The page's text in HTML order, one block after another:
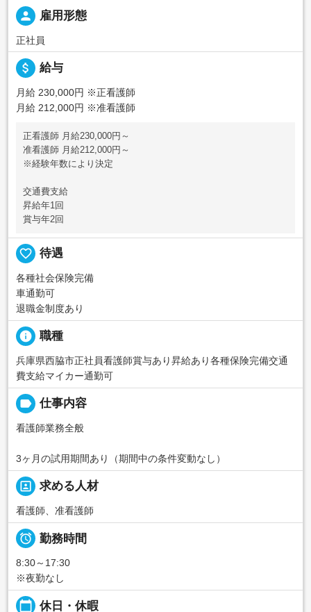
person 雇用形態
正社員
attach_money 給与
月給 230,000円 ※正看護師
月給 212,000円 ※准看護師
正看護師 月給230,000円～
准看護師 月給212,000円～
※経験年数により決定
交通費支給
昇給年1回
賞与年2回
favorite_border 待遇
各種社会保険完備
車通勤可
退職金制度あり
info 職種
兵庫県西脇市正社員看護師賞与あり昇給あり各種保険完備交通
費支給マイカー通勤可
label 仕事内容
看護師業務全般
3ヶ月の試用期間あり（期間中の条件変動なし）
portrait 求める人材
看護師、准看護師
 勤務時間
8:30～17:30
※夜勤なし
calendar_today 休日・休暇